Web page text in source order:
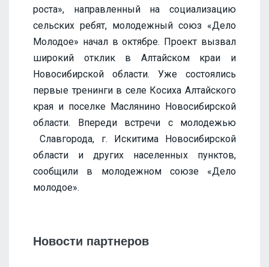
роста», направленный на социализацию
сельских ребят, молодежный союз «Дело
Молодое» начал в октябре. Проект вызвал
широкий отклик в Алтайском краи и
Новосибирской области. Уже состоялись
первые тренинги в селе Косиха Алтайского
края и поселке Маслянино Новосибирской
области. Впереди встречи с молодежью
Славгорода, г. Искитима Новосибирской
области и других населенных пунктов,
сообщили в молодежном союзе «Дело
молодое».
Новости партнеров